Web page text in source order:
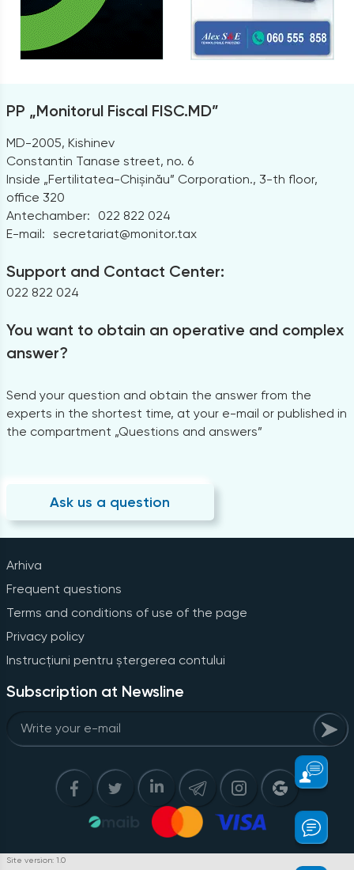
PP „Monitorul Fiscal FISC.MD”
MD-2005, Kishinev
Constantin Tanase street, no. 6
Inside „Fertilitatea-Chișinău” Corporation., 3-th floor,
office 320
Antechamber:
022 822 024
E-mail: secretariat@monitor.tax
Support and Contact Center:
022 822 024
You want to obtain an operative and complex
answer?
Send your question and obtain the answer from the
experts in the shortest time, at your e-mail or published in
the compartment „Questions and answers”
Ask us a question
Arhiva
Frequent questions
Terms and conditions of use of the page
Privacy policy
Instrucțiuni pentru ștergerea contului
Subscription at Newsline
Site version: 1.0